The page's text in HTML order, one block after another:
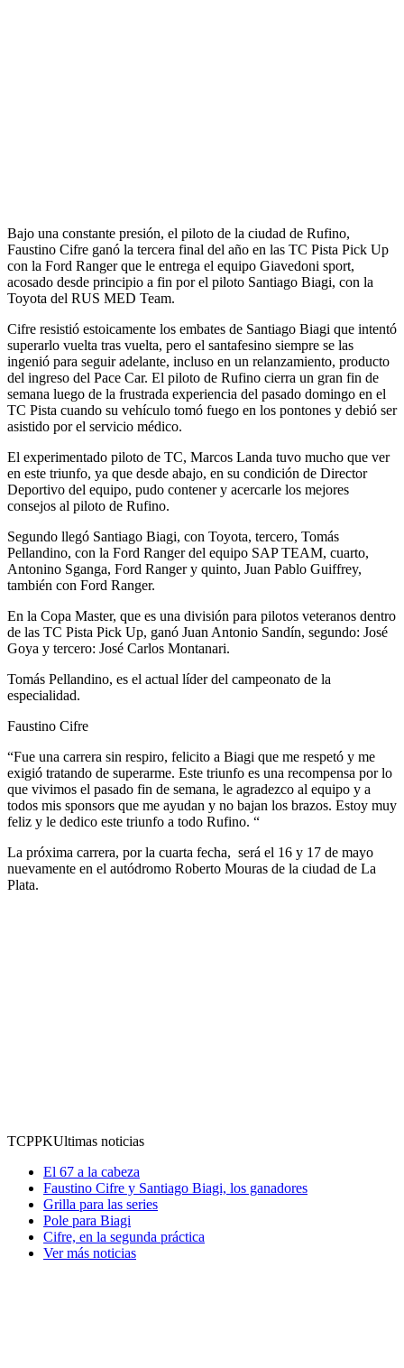
Bajo una constante presión, el piloto de la ciudad de Rufino,
Faustino Cifre ganó la tercera final del año en las TC Pista Pick Up
con la Ford Ranger que le entrega el equipo Giavedoni sport,
acosado desde principio a fin por el piloto Santiago Biagi, con la
Toyota del RUS MED Team.
Cifre resistió estoicamente los embates de Santiago Biagi que intentó
superarlo vuelta tras vuelta, pero el santafesino siempre se las
ingenió para seguir adelante, incluso en un relanzamiento, producto
del ingreso del Pace Car. El piloto de Rufino cierra un gran fin de
semana luego de la frustrada experiencia del pasado domingo en el
TC Pista cuando su vehículo tomó fuego en los pontones y debió ser
asistido por el servicio médico.
El experimentado piloto de TC, Marcos Landa tuvo mucho que ver
en este triunfo, ya que desde abajo, en su condición de Director
Deportivo del equipo, pudo contener y acercarle los mejores
consejos al piloto de Rufino.
Segundo llegó Santiago Biagi, con Toyota, tercero, Tomás
Pellandino, con la Ford Ranger del equipo SAP TEAM, cuarto,
Antonino Sganga, Ford Ranger y quinto, Juan Pablo Guiffrey,
también con Ford Ranger.
En la Copa Master, que es una división para pilotos veteranos dentro
de las TC Pista Pick Up, ganó Juan Antonio Sandín, segundo: José
Goya y tercero: José Carlos Montanari.
Tomás Pellandino, es el actual líder del campeonato de la
especialidad.
Faustino Cifre
“Fue una carrera sin respiro, felicito a Biagi que me respetó y me
exigió tratando de superarme. Este triunfo es una recompensa por lo
que vivimos el pasado fin de semana, le agradezco al equipo y a
todos mis sponsors que me ayudan y no bajan los brazos. Estoy muy
feliz y le dedico este triunfo a todo Rufino. “
La próxima carrera, por la cuarta fecha, será el 16 y 17 de mayo
nuevamente en el autódromo Roberto Mouras de la ciudad de La
Plata.
TCPPKUltimas noticias
El 67 a la cabeza
Faustino Cifre y Santiago Biagi, los ganadores
Grilla para las series
Pole para Biagi
Cifre, en la segunda práctica
Ver más noticias